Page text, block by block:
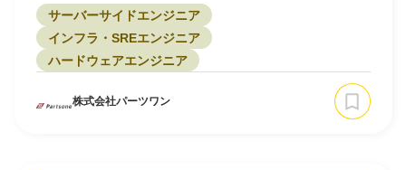
サーバーサイドエンジニア
インフラ・SREエンジニア
ハードウェアエンジニア
株式会社パーツワン